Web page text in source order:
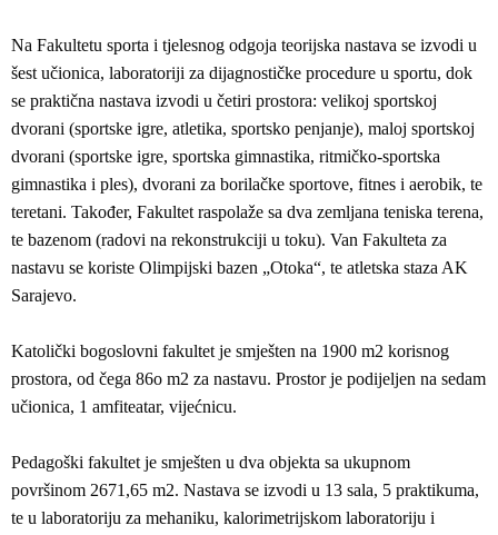
Na Fakultetu sporta i tjelesnog odgoja teorijska nastava se izvodi u
šest učionica, laboratoriji za dijagnostičke procedure u sportu, dok
se praktična nastava izvodi u četiri prostora: velikoj sportskoj
dvorani (sportske igre, atletika, sportsko penjanje), maloj sportskoj
dvorani (sportske igre, sportska gimnastika, ritmičko-sportska
gimnastika i ples), dvorani za borilačke sportove, fitnes i aerobik, te
teretani. Također, Fakultet raspolaže sa dva zemljana teniska terena,
te bazenom (radovi na rekonstrukciji u toku). Van Fakulteta za
nastavu se koriste Olimpijski bazen „Otoka“, te atletska staza AK
Sarajevo.
Katolički bogoslovni fakultet je smješten na 1900 m2 korisnog
prostora, od čega 86o m2 za nastavu. Prostor je podijeljen na sedam
učionica, 1 amfiteatar, vijećnicu.
Pedagoški fakultet je smješten u dva objekta sa ukupnom
površinom 2671,65 m2. Nastava se izvodi u 13 sala, 5 praktikuma,
te u laboratoriju za mehaniku, kalorimetrijskom laboratoriju i